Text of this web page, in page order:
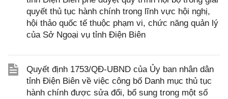
quyết thủ tục hành chính trong lĩnh vực hội nghị,
hội thảo quốc tế thuộc phạm vi, chức năng quản lý
của Sở Ngoại vụ tỉnh Điện Biên
Quyết định 1753/QĐ-UBND của Ủy ban nhân dân
tỉnh Điện Biên về việc công bố Danh mục thủ tục
hành chính được sửa đổi, bổ sung trong một số